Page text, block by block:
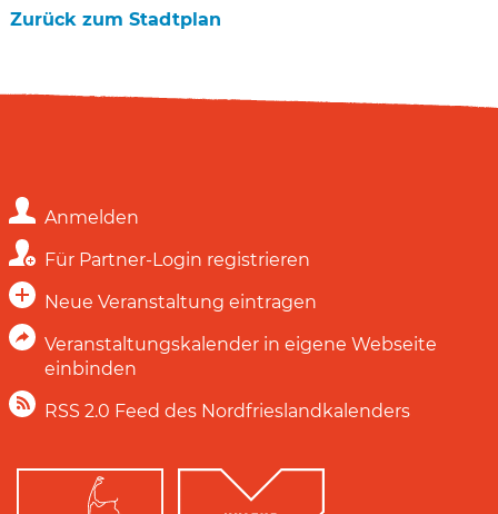
Zurück zum Stadtplan
Anmelden
Für Partner-Login registrieren
Neue Veranstaltung eintragen
Veranstaltungskalender in eigene Webseite
einbinden
RSS 2.0 Feed des Nordfrieslandkalenders